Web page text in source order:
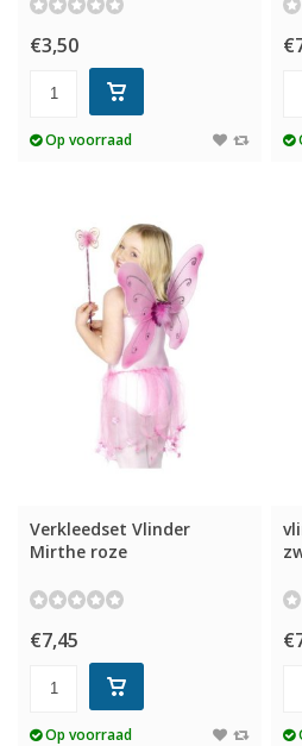
€3,50
Op voorraad
Verkleedset Vlinder
Mirthe roze
€7,45
Op voorraad